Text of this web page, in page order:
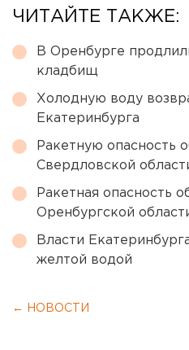
ЧИТАЙТЕ ТАКЖЕ:
В Оренбурге
кладбищ
Холодную воду
Екатеринбурга
Ракетную опасность
Свердловской
Ракетная опасность
Оренбургской
Власти
желтой водой
← НОВОСТИ